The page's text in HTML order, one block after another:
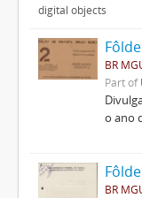
digital objects
BR
Part of
o ano
BR